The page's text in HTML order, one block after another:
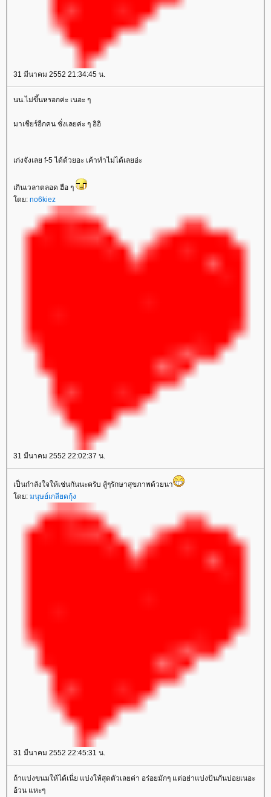
31 มีนาคม 2552 21:34:45 น.
นน.ไม่ขึ้นหรอกค่ะ เนอะ ๆ
มาเชียร์อีกคน ชั่งเลยค่ะ ๆ อิอิ
เก่งจังเลย f-5 ได้ด้วยอะ เค้าทำไม่ได้เลยอ่ะ
เกินเวลาตลอด ฮือ ๆ
ดย: no6kiez
31 มีนาคม 2552 22:02:37 น.
เป็นกำลังใจให้เช่นกันนะครับ สู้ๆรักษาสุขภาพด้วยนา
ดย: มนุษย์เกลียดกุ้ง
31 มีนาคม 2552 22:45:31 น.
ถ้าแบ่งขนมให้ได้เนี่ย แบ่งให้สุดตัวเลยค่า อร่อยมักๆ แต่อย่าแบ่งปันกันบ่อยเนอะ
อ้วน แหะๆ